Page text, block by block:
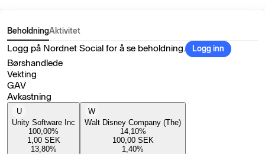
BeholdningAktivitet
Logg på Nordnet Social for å se beholdning. Logg inn
Børshandlede
Vekting
GAV
Avkastning
U
Unity Software Inc
100,00%
1,00 SEK
13,80%
W
Walt Disney Company (The)
14,10%
100,00 SEK
1,40%